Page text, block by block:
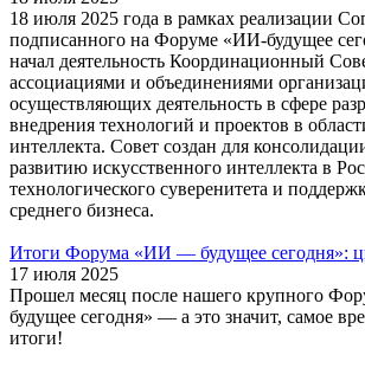
18 июля 2025 года в рамках реализации
подписанного на Форуме «ИИ-будущее
начал деятельность Координационный
ассоциациями и объединениями
осуществляющих деятельность в сфере
внедрения технологий и проектов в
интеллекта. Совет создан для
развитию искусственного интеллекта в
технологического суверенитета и
среднего бизнеса.
Итоги Форума «ИИ — будущее сегодня»:
17 июля 2025
Прошел месяц после нашего крупного
будущее сегодня» — а это значит, самое
итоги!